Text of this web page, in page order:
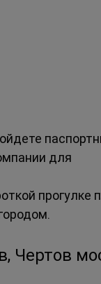
для
прогулке
Чертов